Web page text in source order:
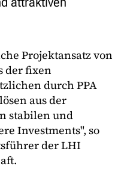
Projektansatz von
der fixen
durch PPA
aus der
stabilen und
Investments", so
der LHI